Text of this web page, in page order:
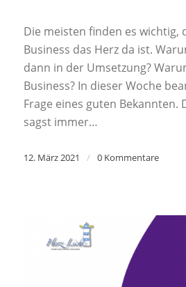
Die meisten finden es wichtig,
Business das Herz da ist.
dann in der Umsetzung?
Business? In dieser Woche
Frage eines guten Bekannten.
sagst immer…
12. März 2021 / 0 Kommentare